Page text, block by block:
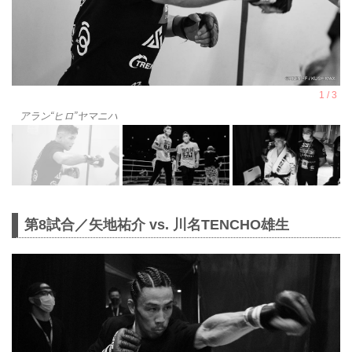
アラン“ヒロ”ヤマニハ
第8試合／矢地祐介 vs. 川名TENCHO雄生